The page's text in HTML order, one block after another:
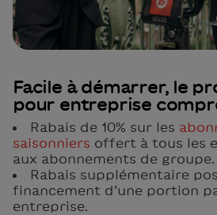
Facile à démarrer, le
pour entreprise
Rabais de 10% sur les
saisonniers offert à tous les
aux abonnements de groupe.
Rabais supplémentaire
financement d’une portion
entreprise.